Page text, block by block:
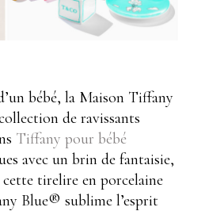
bébé, la Maison Tiffany
de ravissants
Tiffany pour bébé
avec un brin de fantaisie,
tirelire en porcelaine
Blue® sublime l’esprit